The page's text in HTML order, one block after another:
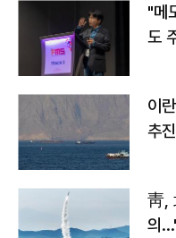
"메
도
이
추
靑,
의